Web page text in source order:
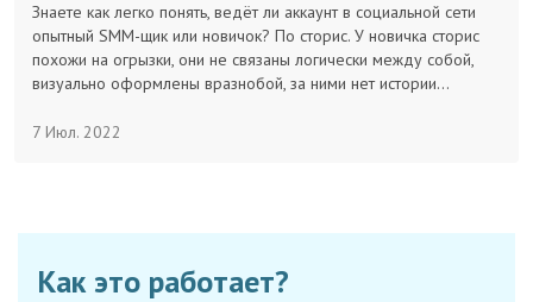
Заказчикам
Знаете как легко понять, ведёт ли аккаунт в социальной сети
опытный SMM-щик или новичок? По сторис. У новичка сторис
похожи на огрызки, они не связаны логически между собой,
визуально оформлены вразнобой, за ними нет истории…
7 Июл. 2022
Как это работает?